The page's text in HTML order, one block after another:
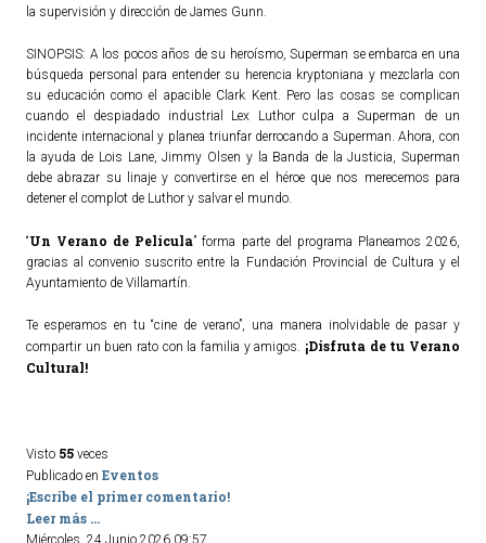
la supervisión y dirección de James Gunn.
SINOPSIS: A los pocos años de su heroísmo, Superman se embarca en una
búsqueda personal para entender su herencia kryptoniana y mezclarla con
su educación como el apacible Clark Kent. Pero las cosas se complican
cuando el despiadado industrial Lex Luthor culpa a Superman de un
incidente internacional y planea triunfar derrocando a Superman. Ahora, con
la ayuda de Lois Lane, Jimmy Olsen y la Banda de la Justicia, Superman
debe abrazar su linaje y convertirse en el héroe que nos merecemos para
detener el complot de Luthor y salvar el mundo.
“Un Verano de Película” forma parte del programa Planeamos 2026,
gracias al convenio suscrito entre la Fundación Provincial de Cultura y el
Ayuntamiento de Villamartín.
Te esperamos en tu “cine de verano”, una manera inolvidable de pasar y
compartir un buen rato con la familia y amigos. ¡Disfruta de tu Verano
Cultural!
Visto 55 veces
Publicado en Eventos
¡Escribe el primer comentario!
Leer más ...
Miércoles, 24 Junio 2026 09:57